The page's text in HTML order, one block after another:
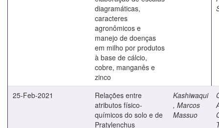
diagramáticas,
caracteres
agronômicos e
manejo de doenças
em milho por produtos
à base de cálcio,
cobre, manganês e
zinco
25-Feb-2021
Relações entre
atributos físico-
químicos do solo e de
Pratylenchus
Kashiwaqui
, Marcos
Massuo